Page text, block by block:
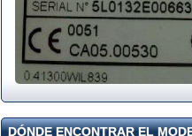
DÓNDE ENCONTRAR EL